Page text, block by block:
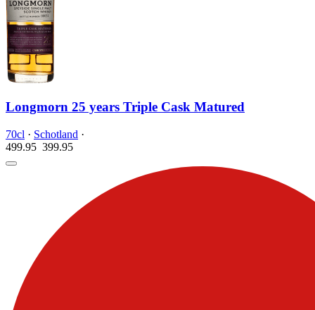
Longmorn 25 years Triple Cask Matured
70cl · Schotland ·
499.95 399.95